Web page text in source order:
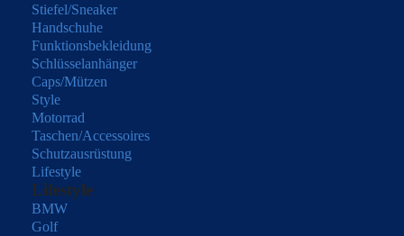
Stiefel/Sneaker
Handschuhe
Funktionsbekleidung
Schlüsselanhänger
Caps/Mützen
Style
Motorrad
Taschen/Accessoires
Schutzausrüstung
Lifestyle
Lifestyle
BMW
Golf